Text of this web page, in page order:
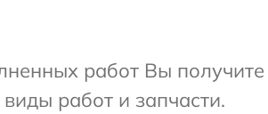
работ Вы
работ и запчасти.